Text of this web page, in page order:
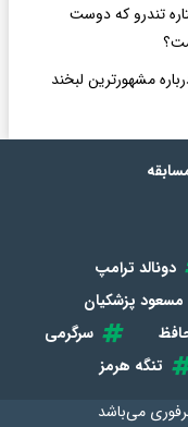
تندرو که دوست
مشهورترین لبخند
دونالد ترامپ
مسعود پزشکیان
سرگرمی
تنگه هرمز
می‌باشد